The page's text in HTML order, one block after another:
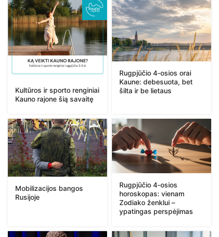
Kultūros ir sporto renginiai
Kauno rajone šią savaitę
Rugpjūčio 4-osios orai
Kaune: debesuota, bet
šilta ir be lietaus
Mobilizacijos bangos
Rusijoje
Rugpjūčio 4-osios
horoskopas: vienam
Zodiako ženklui –
ypatingas perspėjimas